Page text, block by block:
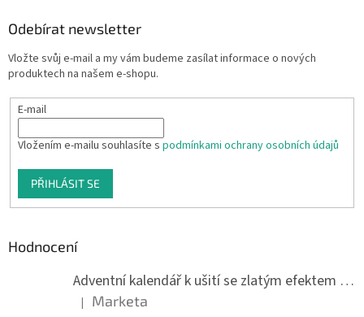
Odebírat newsletter
Vložte svůj e-mail a my vám budeme zasílat informace o nových
produktech na našem e-shopu.
E-mail
Vložením e-mailu souhlasíte s podmínkami ochrany osobních údajů
PŘIHLÁSIT SE
Hodnocení
Adventní kalendář k ušití se zlatým efektem 042Q
Hodnocení produktu je 5 z 5 hvězdiček.
| Marketa